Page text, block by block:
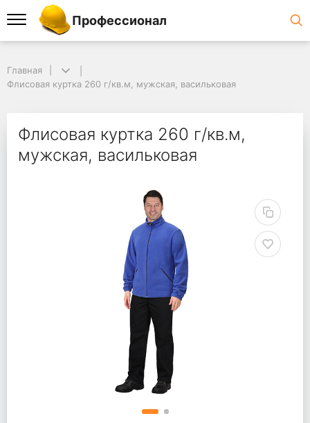
Профессионал
Главная
Флисовая куртка 260 г/кв.м, мужская, васильковая
Флисовая куртка 260 г/кв.м,
мужская, васильковая